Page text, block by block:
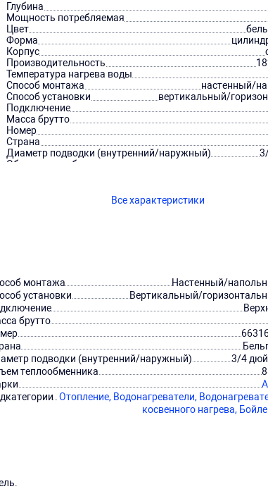
Глубина
Мощность потребляемая
Цвет
Форма
Корпус
Производительность
Температура нагрева воды
Способ монтажа
настенный/
Способ установки
вертикальный/
Подключение
Масса брутто
Номер
Страна
Диаметр подводки (внутренний/наружный)
Объем теплообменника
Все характеристики
монтажа
Настенный/
установки
Вертикальный/
брутто
подводки (внутренний/наружный)
3/4
теплообменника
Отопление, Водонагреватели,
косвенного нагрева,